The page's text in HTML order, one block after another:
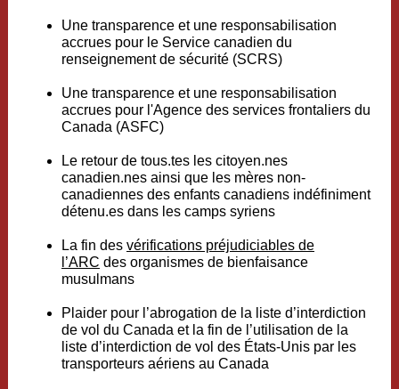
Une transparence et une responsabilisation
accrues pour le Service canadien du
renseignement de sécurité (SCRS)
Une transparence et une responsabilisation
accrues pour l'Agence des services frontaliers du
Canada (ASFC)
Le retour de tous.tes les citoyen.nes
canadien.nes ainsi que les mères non-
canadiennes des enfants canadiens indéfiniment
détenu.es dans les camps syriens
La fin des vérifications préjudiciables de
l’ARC des organismes de bienfaisance
musulmans
Plaider pour l’abrogation de la liste d’interdiction
de vol du Canada et la fin de l’utilisation de la
liste d’interdiction de vol des États-Unis par les
transporteurs aériens au Canada